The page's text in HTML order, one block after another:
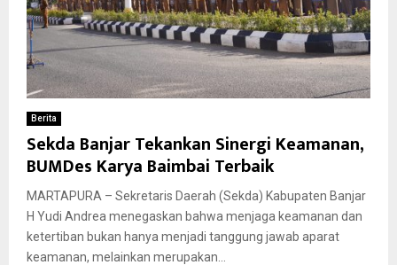
Berita
Sekda Banjar Tekankan Sinergi Keamanan,
BUMDes Karya Baimbai Terbaik
MARTAPURA – Sekretaris Daerah (Sekda) Kabupaten Banjar
H Yudi Andrea menegaskan bahwa menjaga keamanan dan
ketertiban bukan hanya menjadi tanggung jawab aparat
keamanan, melainkan merupakan...